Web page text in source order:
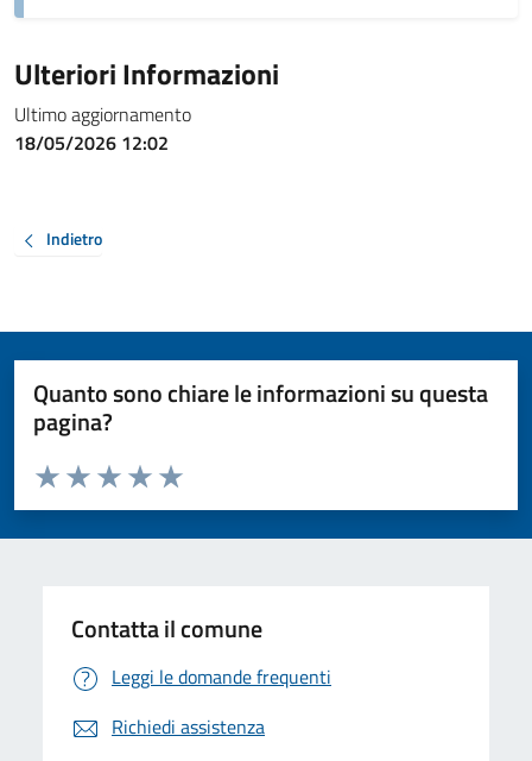
Ulteriori Informazioni
Ultimo aggiornamento
18/05/2026 12:02
Indietro
Quanto sono chiare le informazioni su questa
pagina?
Valuta da 1 a 5 stelle la pagina
Valuta 5 stelle su 5
Valuta 4 stelle su 5
Valuta 3 stelle su 5
Valuta 2 stelle su 5
Valuta 1 stelle su 5
Contatta il comune
Leggi le domande frequenti
Richiedi assistenza